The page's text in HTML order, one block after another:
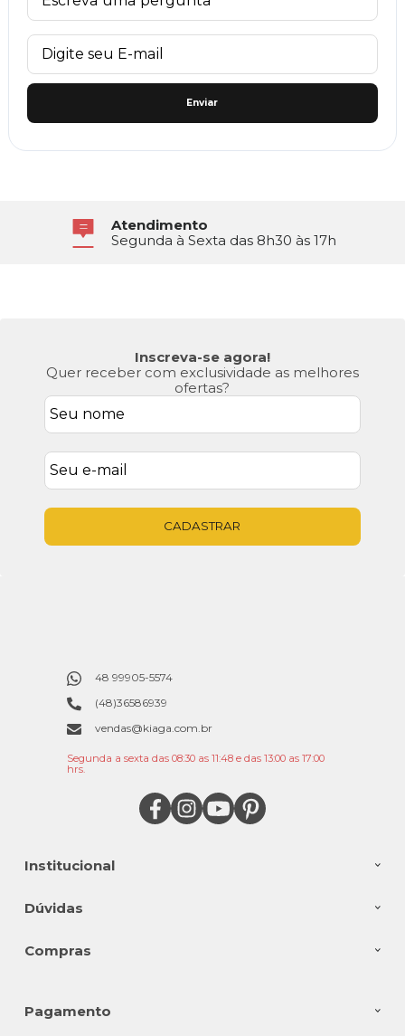
Enviar
Atendimento
Segunda à Sexta das 8h30 às 17h
Inscreva-se agora!
Quer receber com exclusividade as melhores
ofertas?
CADASTRAR
Institucional
Dúvidas
Compras
48 99905-5574
(48)36586939
vendas@kiaga.com.br
Segunda a sexta das 08:30 as 11:48 e das 13:00 as 17:00
hrs.
Pagamento